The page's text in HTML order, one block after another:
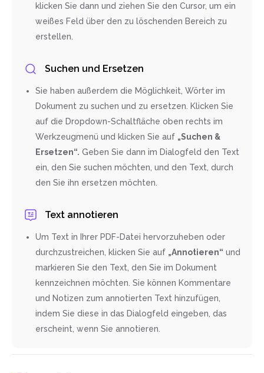
klicken Sie dann und ziehen Sie den Cursor, um ein
weißes Feld über den zu löschenden Bereich zu
erstellen.
Suchen und Ersetzen
Sie haben außerdem die Möglichkeit, Wörter im
Dokument zu suchen und zu ersetzen. Klicken Sie
auf die Dropdown-Schaltfläche oben rechts im
Werkzeugmenü und klicken Sie auf „Suchen &
Ersetzen“. Geben Sie dann im Dialogfeld den Text
ein, den Sie suchen möchten, und den Text, durch
den Sie ihn ersetzen möchten.
Text annotieren
Um Text in Ihrer PDF-Datei hervorzuheben oder
durchzustreichen, klicken Sie auf „Annotieren“ und
markieren Sie den Text, den Sie im Dokument
kennzeichnen möchten. Sie können Kommentare
und Notizen zum annotierten Text hinzufügen,
indem Sie diese in das Dialogfeld eingeben, das
erscheint, wenn Sie annotieren.